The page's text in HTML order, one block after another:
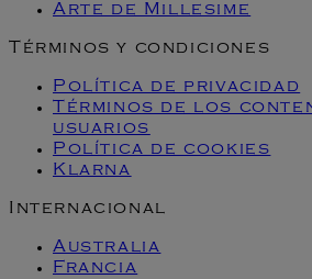
Arte de Millesime
Términos y condiciones
Política de privacidad
Términos de los
usuarios
Política de cookies
Klarna
Internacional
Australia
Francia